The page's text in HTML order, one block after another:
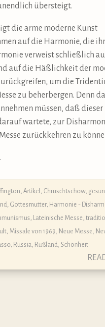
übersteigt.
die arme moderne Kunst
auf die Harmonie, die
verweist schließlich
auf die Häßlichkeit der
um die
zu beherbergen. Denn
müssen, daß dieser
wartete, zur
zurückkehren zu
Artikel Chruschtschow,
Gottesmutter, Harmonie -
Lateinische Messe,
Missale von 1969, Neue Messe
Russia Rußland Schönheit